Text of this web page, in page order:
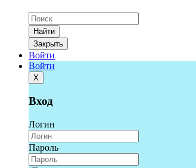
Найти
Закрыть
Войти
Войти
Х
Вход
Логин
Пароль